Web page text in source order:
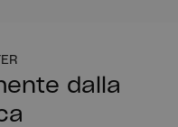
dalla